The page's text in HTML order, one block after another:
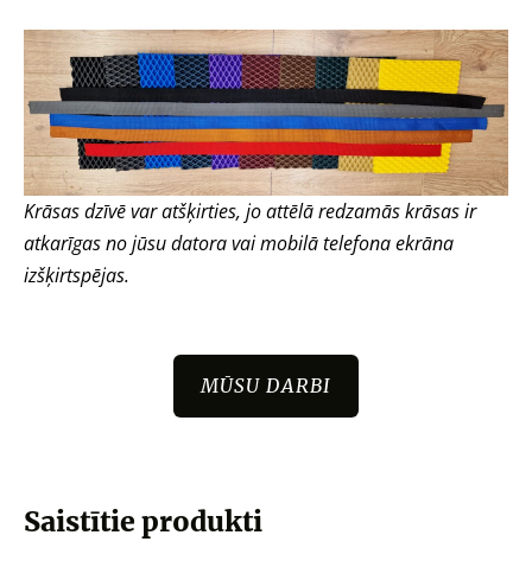
Krāsas dzīvē var atšķirties, jo attēlā redzamās krāsas ir
atkarīgas no jūsu datora vai mobilā telefona ekrāna
izšķirtspējas.
MŪSU DARBI
Saistītie produkti